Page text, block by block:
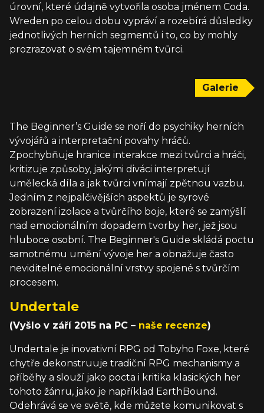
úrovní, které údajně vytvořila osoba jménem Coda.
Wreden po celou dobu vypráví a rozebírá důsledky
jednotlivých herních segmentů i to, co by mohly
prozrazovat o svém tajemném tvůrci.
Galerie
The Beginner’s Guide se noří do psychiky herních
vývojářů a interpretační povahy hráčů.
Zpochybňuje hranice interakce mezi tvůrci a hráči,
kritizuje způsoby, jakými diváci interpretují
umělecká díla a jak tvůrci vnímají zpětnou vazbu.
Jedním z nejpalčivějších aspektů je syrové
zobrazení izolace a tvůrčího boje, které se zamýšlí
nad emocionálním dopadem tvorby her, jež jsou
hluboce osobní. The Beginner's Guide skládá poctu
samotnému umění vývoje her a obnažuje často
neviditelné emocionální vrstvy spojené s tvůrčím
procesem.
Undertale
(Vyšlo v září 2015 na PC – naše recenze)
Undertale je inovativní RPG od Tobyho Foxe, které
chytře dekonstruuje tradiční RPG mechanismy a
příběhy a slouží jako pocta i kritika klasických her
tohoto žánru, jako je například EarthBound.
Odehrává se ve světě, kde můžete komunikovat s